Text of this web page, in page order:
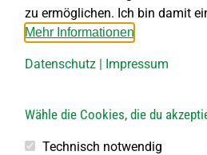
Bauhof
Öffnungszeiten:
Jeden 1. Samstag im Monat
Jeden 2., 3., 4. und 5. Freitag im
zu ermöglichen. Ich bin damit
Mehr Informationen
Datenschutz | Impressum
Wähle die Cookies, die du
Technisch notwendig